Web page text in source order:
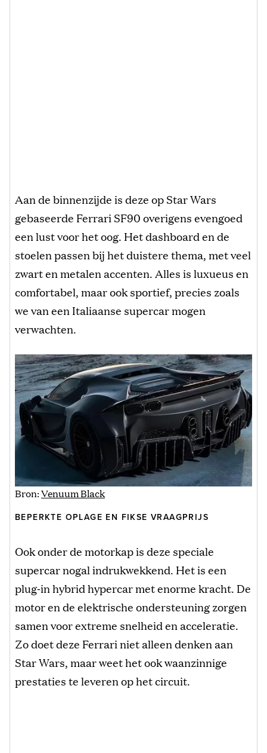
Aan de binnenzijde is deze op Star Wars
gebaseerde Ferrari SF90 overigens evengoed
een lust voor het oog. Het dashboard en de
stoelen passen bij het duistere thema, met veel
zwart en metalen accenten. Alles is luxueus en
comfortabel, maar ook sportief, precies zoals
we van een Italiaanse supercar mogen
verwachten.
Bron:Venuum Black
BEPERKTE OPLAGE EN FIKSE VRAAGPRIJS
Ook onder de motorkap is deze speciale
supercar nogal indrukwekkend. Het is een
plug‑in hybrid hypercar met enorme kracht. De
motor en de elektrische ondersteuning zorgen
samen voor extreme snelheid en acceleratie.
Zo doet deze Ferrari niet alleen denken aan
Star Wars, maar weet het ook waanzinnige
prestaties te leveren op het circuit.